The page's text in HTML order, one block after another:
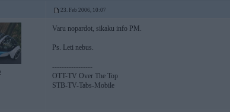
23. Feb 2006, 10:07
Varu nopardot, sikaku info PM.
Ps. Leti nebus.
-----------------
OTT-TV Over The Top
STB-TV-Tabs-Mobile